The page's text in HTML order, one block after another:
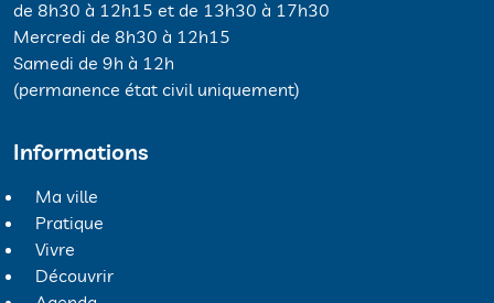
de 8h30 à 12h15 et de 13h30 à 17h30
Mercredi de 8h30 à 12h15
Samedi de 9h à 12h
(permanence état civil uniquement)
Informations
Ma ville
Pratique
Vivre
Découvrir